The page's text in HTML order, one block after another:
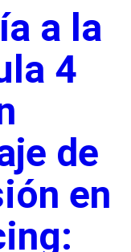
a la
4
de
en